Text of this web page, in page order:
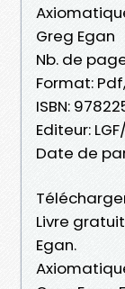
Greg Egan
Nb. de
Format: Pdf,
ISBN:
Editeur:
Date de
Livre
Egan.